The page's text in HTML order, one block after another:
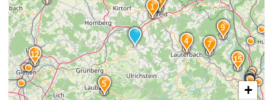
15
12
9
7
5
4
1
+